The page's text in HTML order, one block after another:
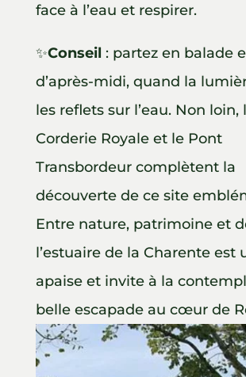
face à l’eau et respirer.
✨Conseil : partez en balade
d’après-midi, quand la
les reflets sur l’eau. Non loin,
Corderie Royale et le Pont
Transbordeur complètent la
découverte de ce site
Entre nature, patrimoine et
l’estuaire de la Charente est
apaise et invite à la
belle escapade au cœur de